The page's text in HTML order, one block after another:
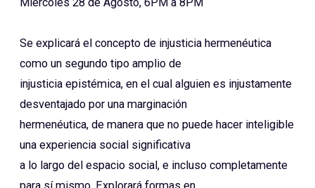
Se explicará el concepto de injusticia hermenéutica
como un segundo tipo amplio de
injusticia epistémica, en el cual alguien es injustamente
desventajado por una marginación
hermenéutica, de manera que no puede hacer inteligible
una experiencia social significativa
a lo largo del espacio social, e incluso completamente